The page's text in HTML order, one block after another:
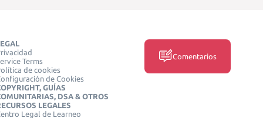
Terms
de cookies
de Cookies
GUÍAS
DSA & OTROS
LEGALES
Legal de Learneo
Comentarios